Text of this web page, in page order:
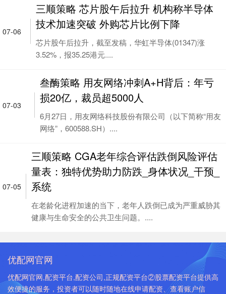
07-06
三顺策略 芯片股午后拉升 机构称半导体
技术加速突破 外购芯片比例下降
芯片股午后拉升，截至发稿，华虹半导体(01347)涨
3.52%，报35.25港元....
07-03
叁酶策略 用友网络冲刺A+H背后：年亏
损20亿，裁员超5000人
6月27日，用友网络科技股份有限公司（以下简称“用友
网络”，600588.SH）....
07-05
三顺策略 CGA老年综合评估跌倒风险评估
量表：独特优势助力防跌_身体状况_干预_
系统
在老龄化进程加速的当下，老年人跌倒已成为严重威胁其
健康与生命安全的公共卫生问题。....
优配网官网
优配网官网,配资平台,配资公司,正规配资平台②股票配资平台提供高
效便捷的服务，投资者可以随时随地在线申请配资、查看账户信